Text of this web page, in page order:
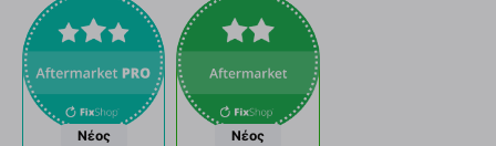
Νέος Νέος